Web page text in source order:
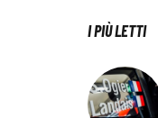
I PIÙ LETTI